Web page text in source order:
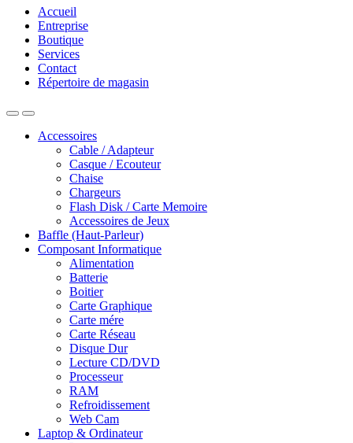
Accueil
Entreprise
Boutique
Services
Contact
Répertoire de magasin
Accessoires
Cable / Adapteur
Casque / Ecouteur
Chaise
Chargeurs
Flash Disk / Carte Memoire
Accessoires de Jeux
Baffle (Haut-Parleur)
Composant Informatique
Alimentation
Batterie
Boitier
Carte Graphique
Carte mére
Carte Réseau
Disque Dur
Lecture CD/DVD
Processeur
RAM
Refroidissement
Web Cam
Laptop & Ordinateur